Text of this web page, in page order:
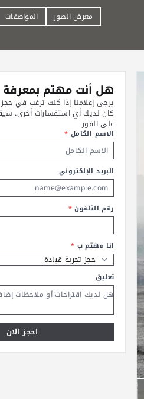
معرض الصور المواصفات
هل أنت مهتم بمعرفة
يرجى إعلامنا إذا كنت ترغب في حجز
كان لديك أي استفسارات أخرى.
على الفور
الاسم الكامل *
البريد الإلكتروني
رقم التلفون*
انا مهتم ب *
تعليق
احجز الان